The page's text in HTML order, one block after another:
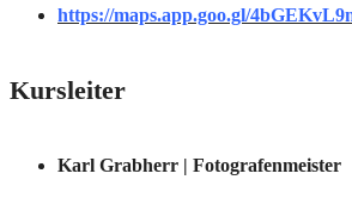
https://maps.app.goo.gl/
Kursleiter
Karl Grabherr | Fotografenmeister